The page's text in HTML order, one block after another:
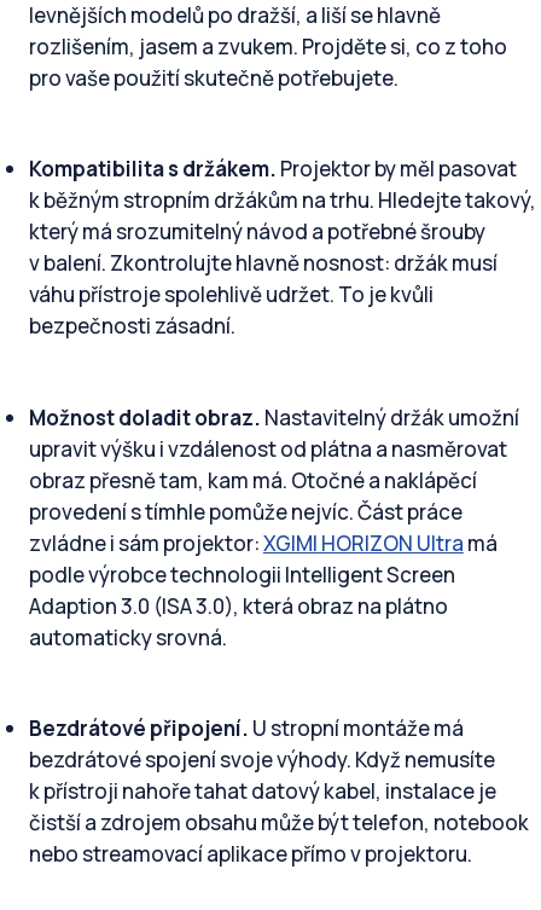
levnějších modelů po dražší, a liší se hlavně
rozlišením, jasem a zvukem. Projděte si, co z toho
pro vaše použití skutečně potřebujete.
Kompatibilita s držákem. Projektor by měl pasovat
k běžným stropním držákům na trhu. Hledejte takový,
který má srozumitelný návod a potřebné šrouby
v balení. Zkontrolujte hlavně nosnost: držák musí
váhu přístroje spolehlivě udržet. To je kvůli
bezpečnosti zásadní.
Možnost doladit obraz. Nastavitelný držák umožní
upravit výšku i vzdálenost od plátna a nasměrovat
obraz přesně tam, kam má. Otočné a naklápěcí
provedení s tímhle pomůže nejvíc. Část práce
zvládne i sám projektor:XGIMI HORIZON Ultra má
podle výrobce technologii Intelligent Screen
Adaption 3.0 (ISA 3.0), která obraz na plátno
automaticky srovná.
Bezdrátové připojení. U stropní montáže má
bezdrátové spojení svoje výhody. Když nemusíte
k přístroji nahoře tahat datový kabel, instalace je
čistší a zdrojem obsahu může být telefon, notebook
nebo streamovací aplikace přímo v projektoru.